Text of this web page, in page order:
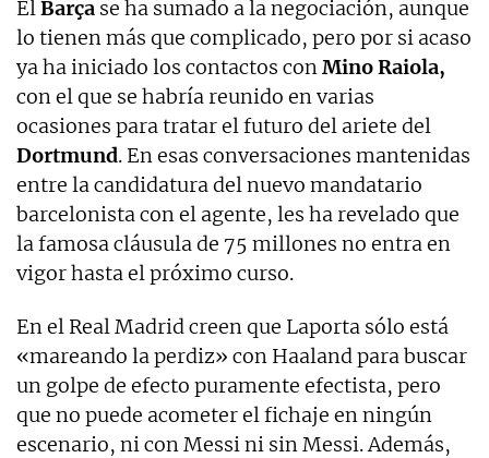
ElBarça se ha sumado a la negociación, aunque
lo tienen más que complicado, pero por si acaso
ya ha iniciado los contactos conMino Raiola,
con el que se habría reunido en varias
ocasiones para tratar el futuro del ariete del
Dortmund. En esas conversaciones mantenidas
entre la candidatura del nuevo mandatario
barcelonista con el agente, les ha revelado que
la famosa cláusula de 75 millones no entra en
vigor hasta el próximo curso.
En el Real Madrid creen que Laporta sólo está
«mareando la perdiz» con Haaland para buscar
un golpe de efecto puramente efectista, pero
que no puede acometer el fichaje en ningún
escenario, ni con Messi ni sin Messi. Además,